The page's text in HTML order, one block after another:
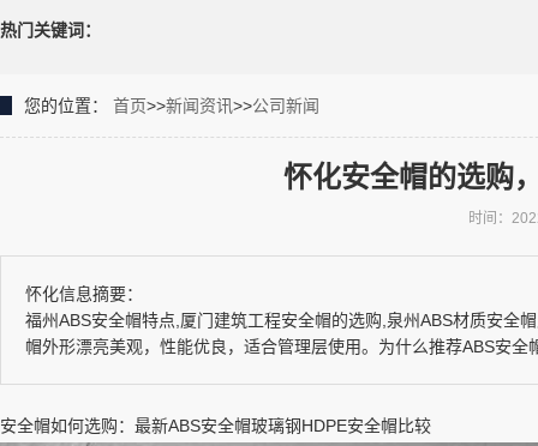
热门关键词：
您的位置： 首页>>新闻资讯>>公司新闻
怀化安全帽的选购
时间：
怀化信息摘要：
福州ABS安全帽特点,厦门建筑工程安全帽的选购,泉州ABS材质安全
帽外形漂亮美观，性能优良，适合管理层使用。为什么推荐ABS安
安全帽如何选购：最新ABS安全帽玻璃钢HDPE安全帽比较